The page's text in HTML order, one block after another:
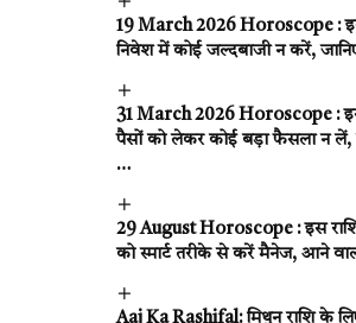
19 March 2026 Horoscope :
निवेश में कोई जल्दबाजी न करें,
31 March 2026 Horoscope :
पैसों को लेकर कोई बड़ा फैसला न लें,
…
29 August Horoscope : इस
को स्मार्ट तरीके से करें मैनेज, आने
Aaj Ka Rashifal: मिथुन राशि के